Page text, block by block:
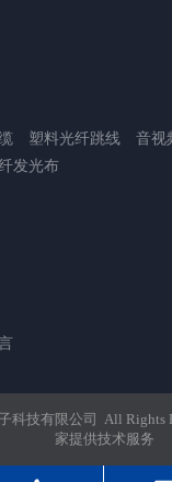
塑料光纤跳线 音视
发光布
科技有限公司 All Rights
家提供技术服务